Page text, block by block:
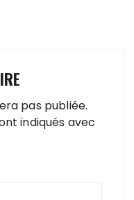
pas publiée.
indiqués avec